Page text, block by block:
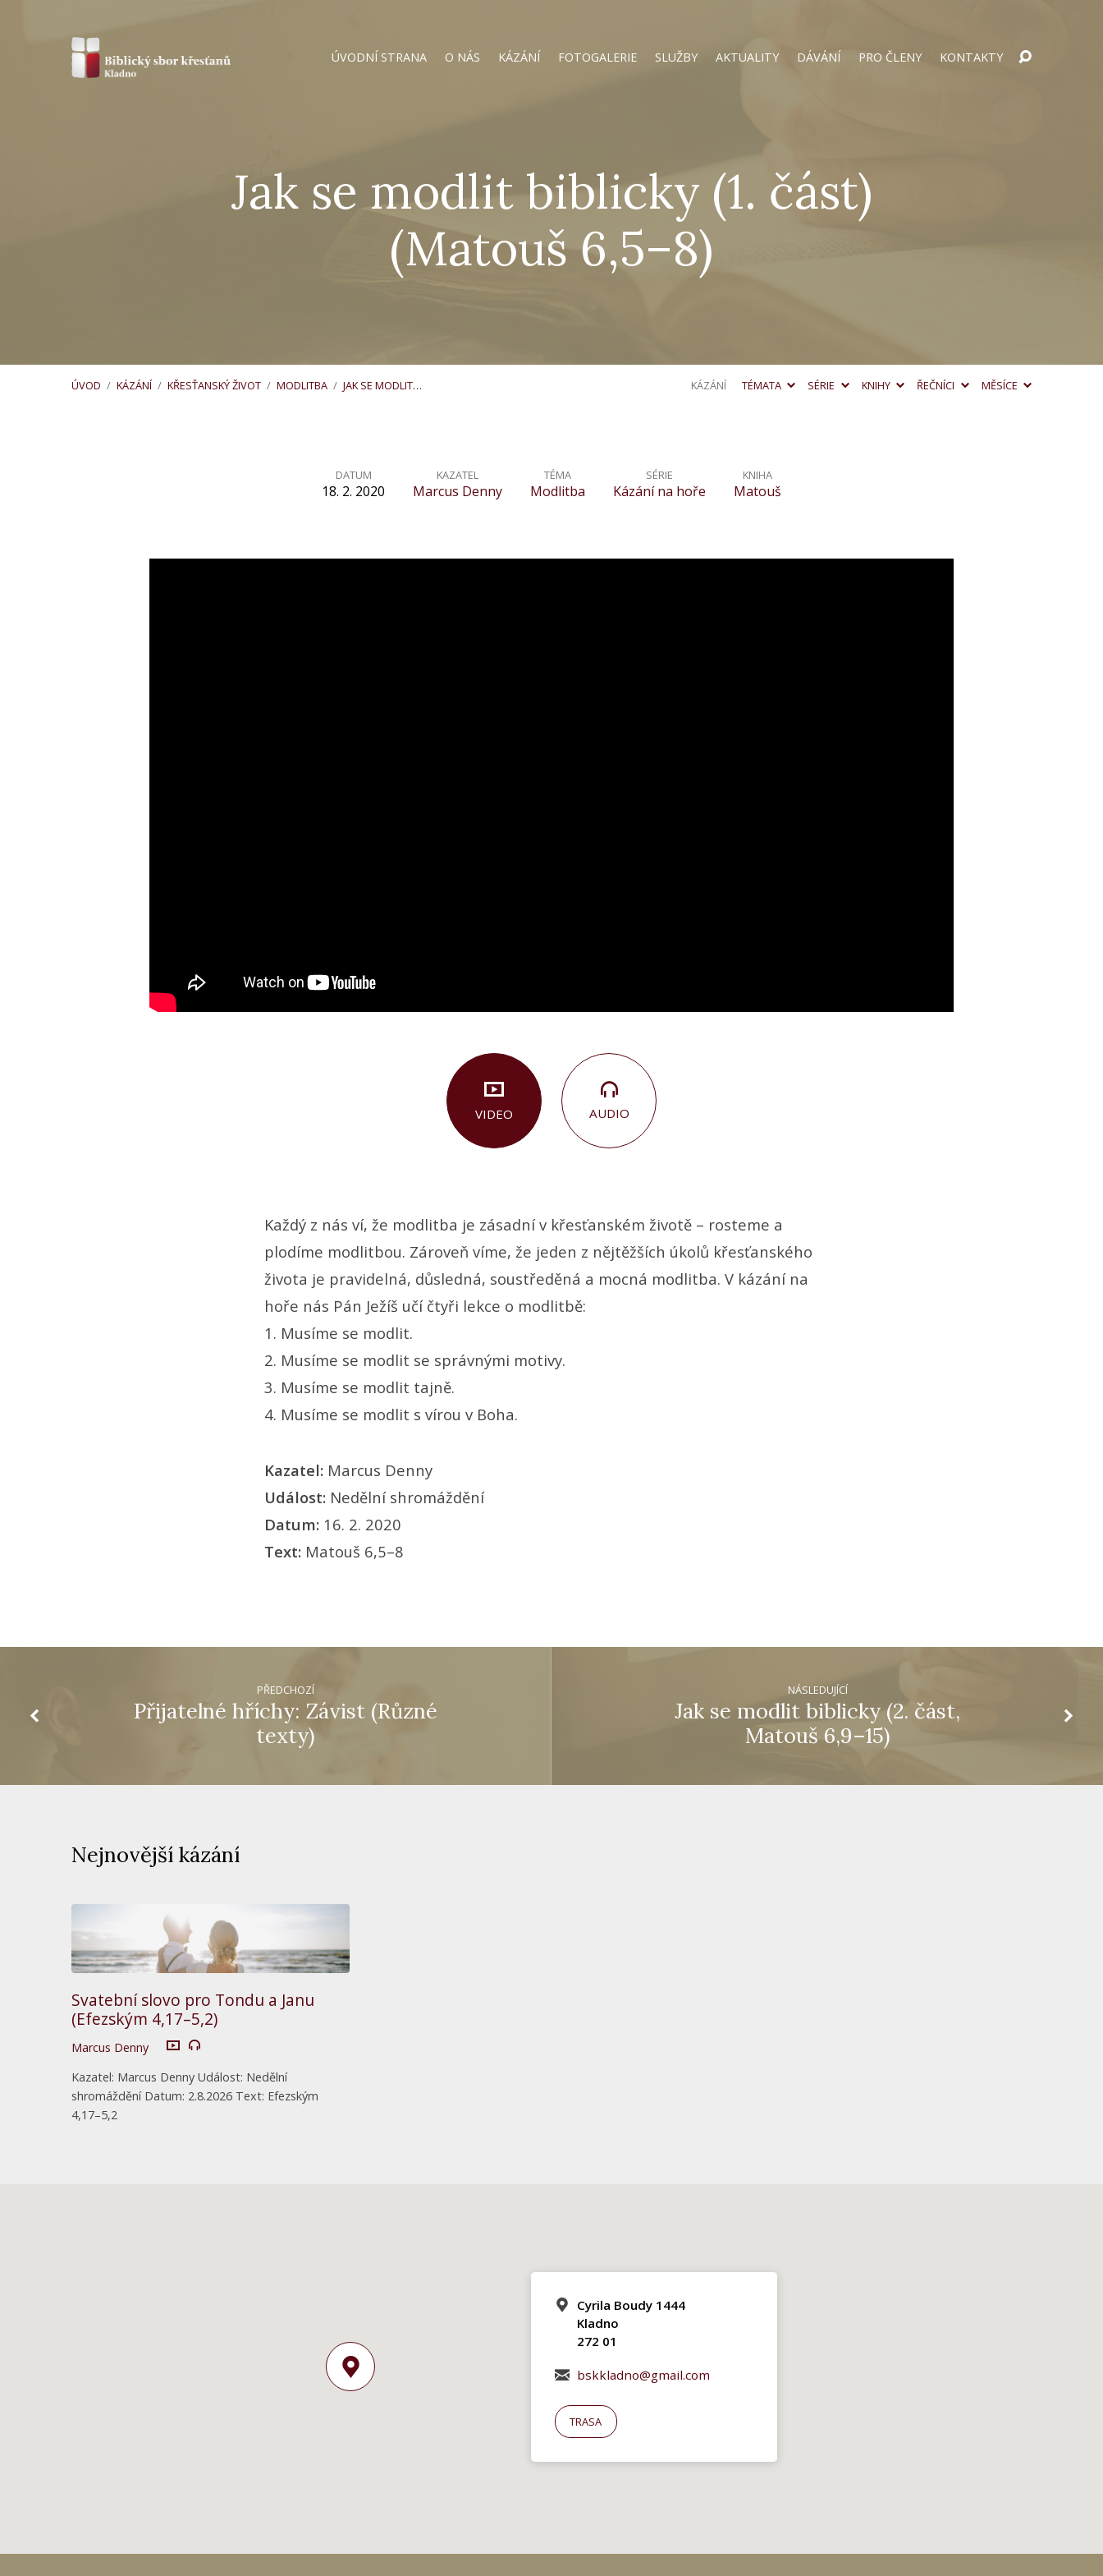
ÚVODNÍ STRANA O NÁS KÁZÁNÍ FOTOGALERIE SLUŽBY AKTUALITY DÁVÁNÍ PRO ČLENY KONTAKTY
Jak se modlit biblicky (1. část)
(Matouš 6,5–8)
ÚVOD / KÁZÁNÍ / KŘESŤANSKÝ ŽIVOT / MODLITBA / JAK SE MODLIT… KÁZÁNÍ TÉMATA SÉRIE KNIHY ŘEČNÍCI MĚSÍCE
DATUM
18. 2. 2020
KAZATEL
Marcus Denny
TÉMA
Modlitba
SÉRIE
Kázání na hoře
KNIHA
Matouš
VIDEO AUDIO
Každý z nás ví, že modlitba je zásadní v křesťanském životě – rosteme a
plodíme modlitbou. Zároveň víme, že jeden z nějtěžších úkolů křesťanského
života je pravidelná, důsledná, soustředěná a mocná modlitba. V kázání na
hoře nás Pán Ježíš učí čtyři lekce o modlitbě:
1. Musíme se modlit.
2. Musíme se modlit se správnými motivy.
3. Musíme se modlit tajně.
4. Musíme se modlit s vírou v Boha.
Kazatel: Marcus Denny
Událost: Nedělní shromáždění
Datum: 16. 2. 2020
Text: Matouš 6,5–8
PŘEDCHOZÍ
Přijatelné hříchy: Závist (Různé
texty)
NÁSLEDUJÍCÍ
Jak se modlit biblicky (2. část,
Matouš 6,9–15)
Nejnovější kázání
Svatební slovo pro Tondu a Janu
(Efezským 4,17–5,2)
Marcus Denny
Kazatel: Marcus Denny Událost: Nedělní
shromáždění Datum: 2.8.2026 Text: Efezským
4,17–5,2
Cyrila Boudy 1444
Kladno
272 01
bskkladno@gmail.com
TRASA